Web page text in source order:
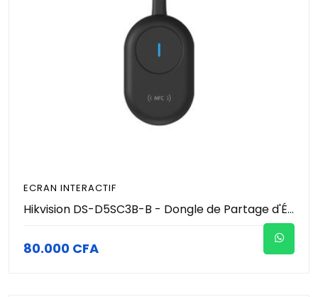
ECRAN INTERACTIF
Hikvision DS-D5SC3B-B - Dongle de Partage d'Écran Sans Fil 4K - USB Type-C Plug & Play - Wi-Fi Dual Band 2.4G/5G & NFC - Pour Écran Tactile Interactif Hikvision
80.000 CFA